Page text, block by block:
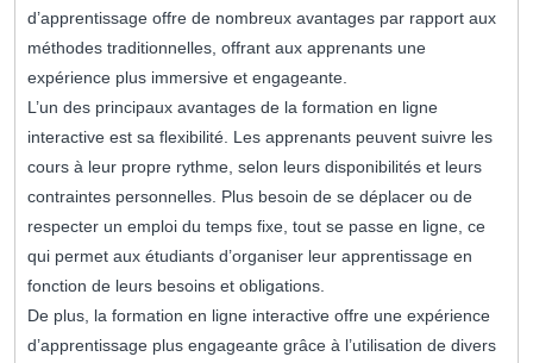
d’apprentissage offre de nombreux avantages par rapport aux
méthodes traditionnelles, offrant aux apprenants une
expérience plus immersive et engageante.
L’un des principaux avantages de la formation en ligne
interactive est sa flexibilité. Les apprenants peuvent suivre les
cours à leur propre rythme, selon leurs disponibilités et leurs
contraintes personnelles. Plus besoin de se déplacer ou de
respecter un emploi du temps fixe, tout se passe en ligne, ce
qui permet aux étudiants d’organiser leur apprentissage en
fonction de leurs besoins et obligations.
De plus, la formation en ligne interactive offre une expérience
d’apprentissage plus engageante grâce à l’utilisation de divers